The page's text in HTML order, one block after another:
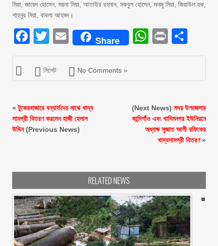
মিয়া, জায়েদ হোসেন, ময়না মিয়া, আতাউর রহমান, মকবুল হোসেন, মনজু মিয়া, জিয়াউল হক,
শাহনুর মিয়া, বাবলা আহমদ।
Facebook
Twitter
EmailShare Print
সিলেট No Comments »
«টুকেরবাজারে বন্যার্তদের মাঝে খাদ্য
সামগ্রী বিতরণ করলেন হাজী হেলাল
উদ্দিন(Previous News)
(Next News) সদর উপজেলার
কান্দিগাঁও এবং খাদিমনগর ইউনিয়নে
অধ্যক্ষ সুজাত আলী রফিকের
খাদ্যসামগ্রী বিতরণ»
RELATED NEWS